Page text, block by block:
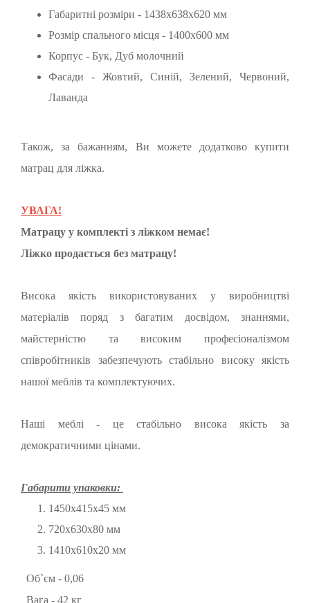
Габаритні розміри - 1438х638х620 мм
Розмір спального місця - 1400х600 мм
Корпус - Бук, Дуб молочний
Фасади - Жовтий, Синій, Зелений, Червоний,
Лаванда
Також, за бажанням, Ви можете додатково купити
матрац для ліжка.
УВАГА!
Матрацу у комплекті з ліжком немає!
Ліжко продається без матрацу!
Висока якість використовуваних у виробництві
матеріалів поряд з багатим досвідом, знаннями,
майстерністю та високим професіоналізмом
співробітників забезпечують стабільно високу якість
нашої меблів та комплектуючих.
Наші меблі - це стабільно висока якість за
демократичними цінами.
Габарити упаковки:
1450х415х45 мм
720х630х80 мм
1410х610х20 мм
Об`єм - 0,06
Вага - 42 кг